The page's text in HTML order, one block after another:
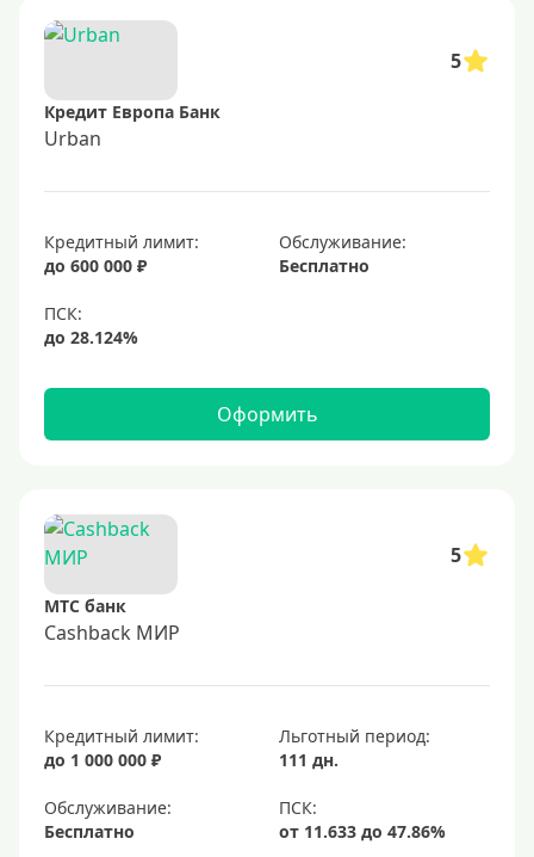
UnionPay
Мир
Золотые
Черные
Виртуальные
С бонусами
С кэшбэком на АЗС
С милями
Цель
Для путешествий
Условия
5
Кредит Европа Банк
Urban
Кредитный лимит:
до 600 000 ₽
Обслуживание:
Бесплатно
Оформить
5
МТС банк
Cashback МИР
Кредитный лимит:
до 1 000 000 ₽
Льготный период:
111 дн.
Обслуживание:
Бесплатно